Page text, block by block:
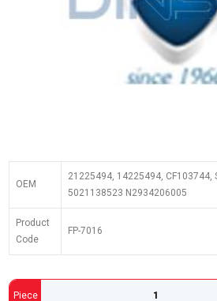
OEM
21225494, 14225494, CF103744,
5021138523 N2934206005
Product
Code
FP-7016
Piece